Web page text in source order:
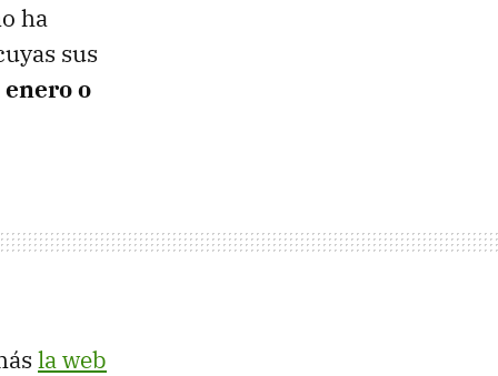
ha
sus
o
la web